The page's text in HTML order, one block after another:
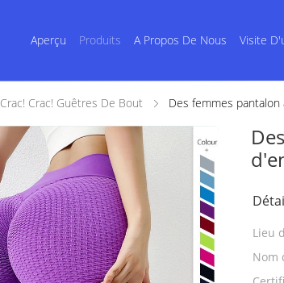
Aperçu Produits A Propos De Nous Visite
Crac! Crac! Guêtres De Bout Des femmes
Lieu
Nom